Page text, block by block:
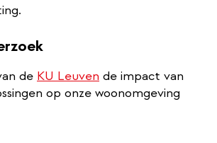
de KU Leuven de impact van
op onze woonomgeving